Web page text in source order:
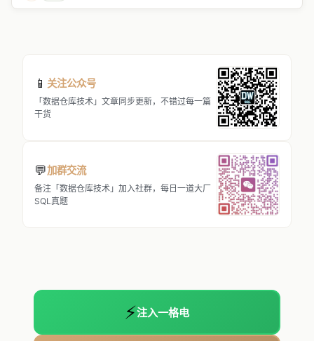
📱 关注公众号
「数据仓库技术」文章同步更新，不错过每一篇
干货
💬加群交流
备注「数据仓库技术」加入社群，每日一道大厂
SQL真题
⚡注入一格电